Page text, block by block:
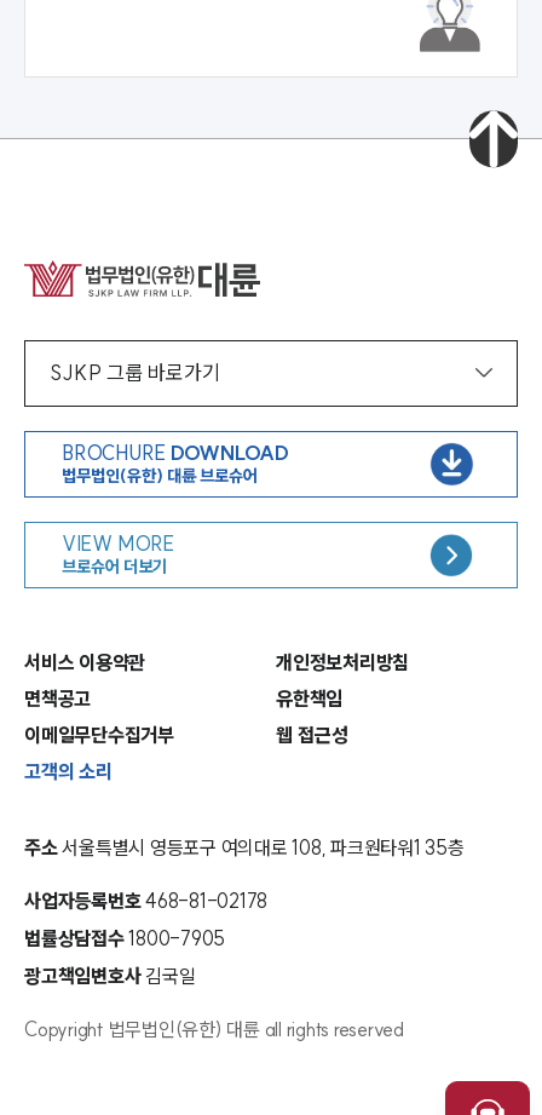
SJKP 그룹 바로가기
BROCHURE DOWNLOAD
법무법인(유한) 대륜 브로슈어
VIEW MORE
브로슈어 더보기
서비스 이용약관
개인정보처리방침
면책공고
유한책임
이메일무단수집거부
웹 접근성
고객의 소리
주소서울특별시 영등포구 여의대로 108, 파크원타워1 35층
사업자등록번호468-81-02178
법률상담접수1800-7905
광고책임변호사 김국일
Copyright 법무법인(유한) 대륜 all rights reserved